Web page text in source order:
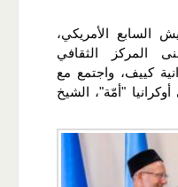
السابع الأمريكي،
المركز الثقافي
كييف، واجتمع مع
"أمّة"، الشيخ